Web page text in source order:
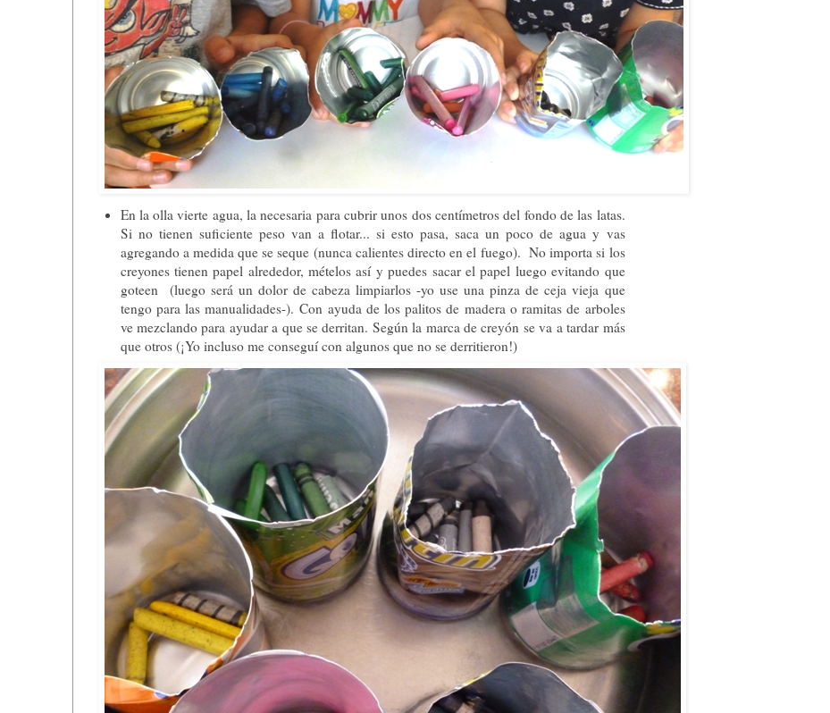
En la olla vierte agua, la necesaria para cubrir unos dos centímetros del fondo de las latas.
Si no tienen suficiente peso van a flotar... si esto pasa, saca un poco de agua y vas
agregando a medida que se seque (nunca calientes directo en el fuego). No importa si los
creyones tienen papel alrededor, mételos así y puedes sacar el papel luego evitando que
goteen (luego será un dolor de cabeza limpiarlos -yo use una pinza de ceja vieja que
tengo para las manualidades-).Con ayuda de los palitos de madera o ramitas de arboles
ve mezclando para ayudar a que se derritan. Según la marca de creyón se va a tardar más
que otros (¡Yo incluso me conseguí con algunos que no se derritieron!)